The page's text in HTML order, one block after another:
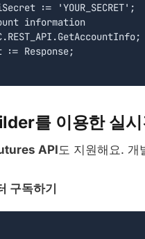
:= 'YOUR_SECRET';
information
:= Response;
를 이용한 실시
API도 지원해요. 개
구독하기